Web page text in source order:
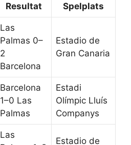
Resultat Spelplats
Las
Palmas 0–
2
Barcelona
Estadio de
Gran Canaria
Barcelona
1–0 Las
Palmas
Estadi
Olímpic Lluís
Companys
Las
Estadio de